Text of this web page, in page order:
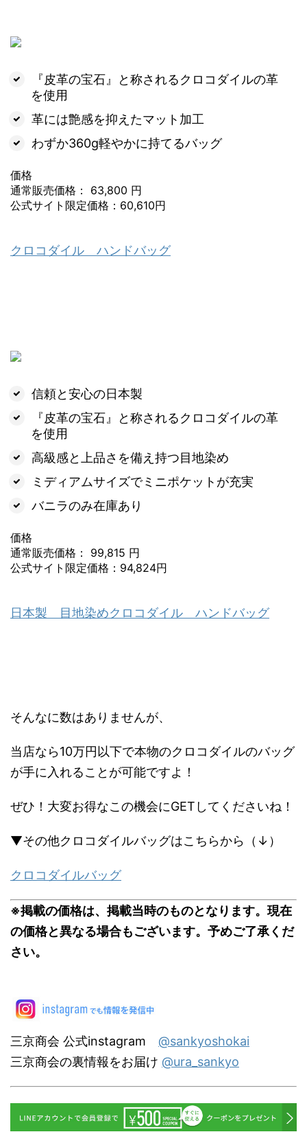
『皮革の宝石』と称されるクロコダイルの革
を使用
革には艶感を抑えたマット加工
わずか360g軽やかに持てるバッグ
価格
通常販売価格： 63,800 円
公式サイト限定価格：60,610円
クロコダイル ハンドバッグ
信頼と安心の日本製
『皮革の宝石』と称されるクロコダイルの革
を使用
高級感と上品さを備え持つ目地染め
ミディアムサイズでミニポケットが充実
バニラのみ在庫あり
価格
通常販売価格： 99,815 円
公式サイト限定価格：94,824円
日本製 目地染めクロコダイル ハンドバッグ
そんなに数はありませんが、
当店なら10万円以下で本物のクロコダイルのバッグ
が手に入れることが可能ですよ！
ぜひ！大変お得なこの機会にGETしてくださいね！
▼その他クロコダイルバッグはこちらから（↓）
クロコダイルバッグ
※掲載の価格は、掲載当時のものとなります。現在
の価格と異なる場合もございます。予めご了承くだ
さい。
三京商会 公式instagram @sankyoshokai
三京商会の裏情報をお届け @ura_sankyo